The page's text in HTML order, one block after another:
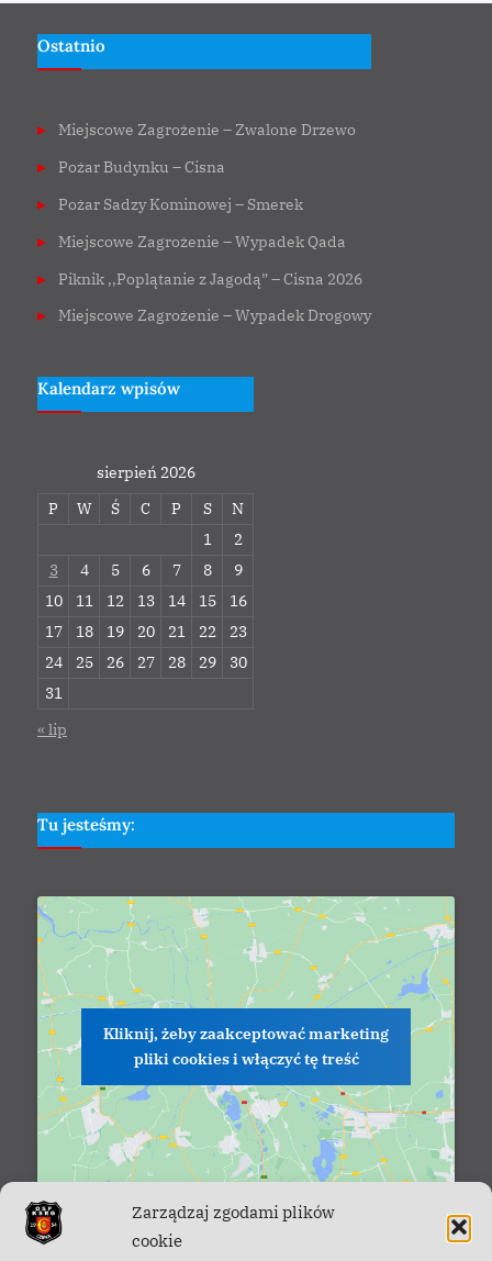
Zarządzaj zgodami plików
cookie
Ostatnio
Miejscowe Zagrożenie – Zwalone Drzewo
Pożar Budynku – Cisna
Pożar Sadzy Kominowej – Smerek
Miejscowe Zagrożenie – Wypadek Qada
Piknik ,,Poplątanie z Jagodą” – Cisna 2026
Miejscowe Zagrożenie – Wypadek Drogowy
Kalendarz wpisów
sierpień 2026
P
W Ś C P S
N
1
2
3
4 5 6 7 8
9
10
11 12 13 14 15
16
17
18 19 20 21 22
23
24
25 26 27 28 29
30
31
« lip
Tu jesteśmy:
Kliknij, żeby zaakceptować marketing
pliki cookies i włączyć tę treść